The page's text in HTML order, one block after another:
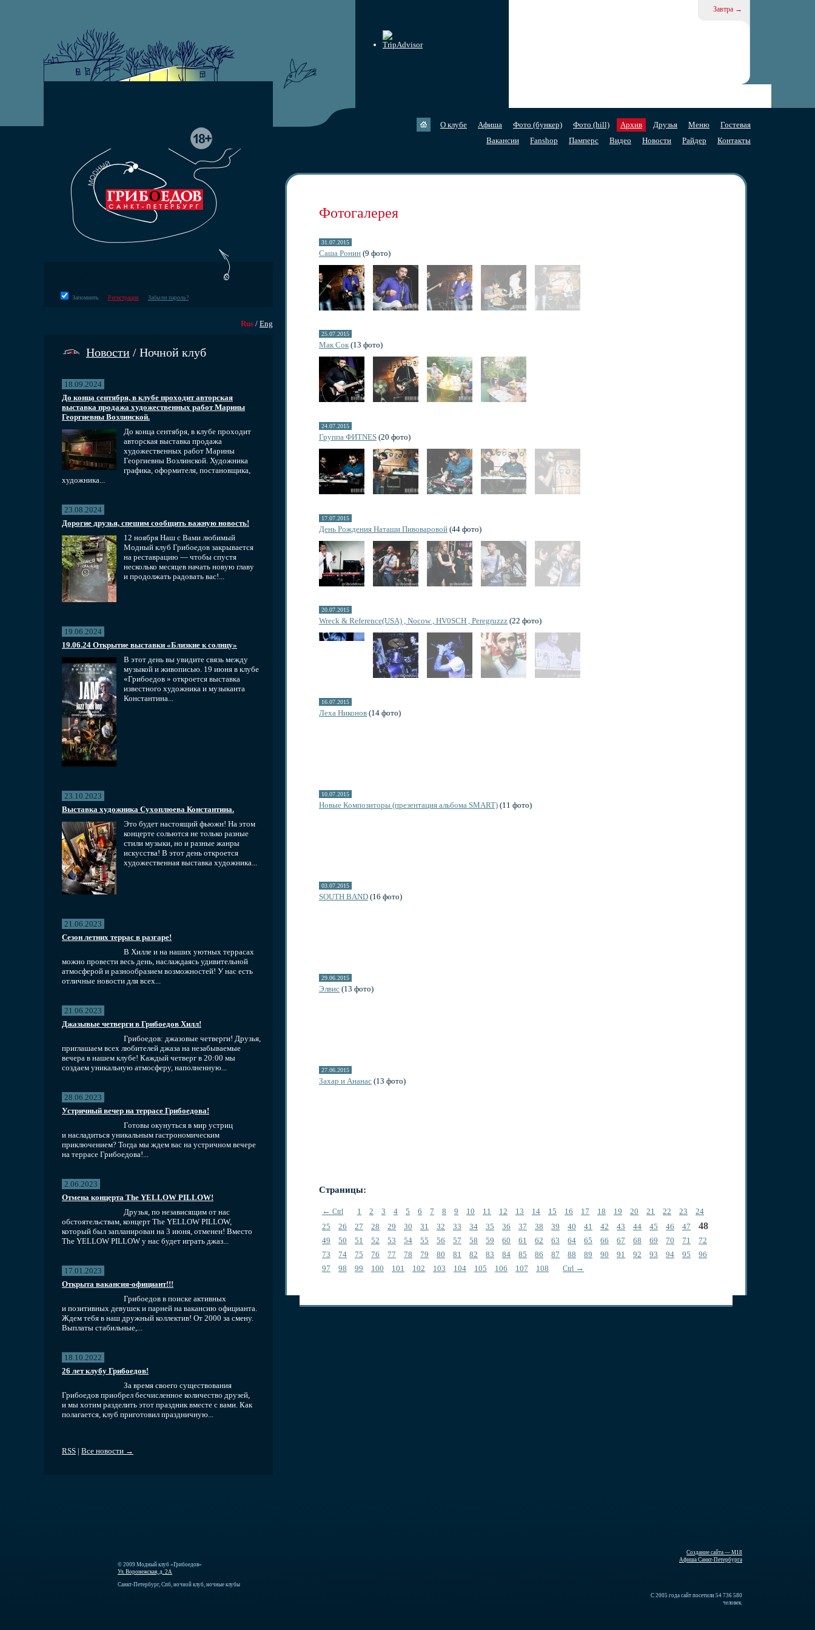
Завтра →
О клубе Афиша Фото (бункер) Фото (hill) Архив Друзья Меню
Гостевая
Вакансии
Fanshop Памперс Видео Новости Райдер Контакты
Запомнить Регистрация Забыли пароль?
Rus / Eng
Новости / Ночной клуб
18.09.2024
До конца сентября, в клубе проходит авторская
выставка продажа художественных работ Марины
Георгиевны Возлинской.
До конца сентября, в клубе проходит
авторская выставка продажа
художественных работ Марины
Георгиевны Возлинской. Художника
графика, оформителя, постановщика,
художника...
23.08.2024
Дорогие друзья, спешим сообщить важную новость!
12 ноября Наш с Вами любимый
Модный клуб Грибоедов закрывается
на реставрацию — чтобы спустя
несколько месяцев начать новую главу
и продолжать радовать вас!...
19.06.2024
19.06.24 Открытие выставки «Близкие к солнцу»
В этот день вы увидите связь между
музыкой и живописью. 19 июня в клубе
«Грибоедов » откроется выставка
известного художника и музыканта
Константина...
23.10.2023
Выставка художника Сухоплюева Константина.
Это будет настоящий фьюжн! На этом
концерте сольются не только разные
стили музыки, но и разные жанры
искусства! В этот день откроется
художественная выставка художника...
21.06.2023
Сезон летних террас в разгаре!
В Хилле и на наших уютных террасах
можно провести весь день, наслаждаясь удивительной
атмосферой и разнообразием возможностей! У нас есть
отличные новости для всех...
21.06.2023
Джазывые четверги в Грибоедов Хилл!
Грибоедов: джазовые четверги! Друзья,
приглашаем всех любителей джаза на незабываемые
вечера в нашем клубе! Каждый четверг в 20:00 мы
создаем уникальную атмосферу, наполненную...
28.06.2023
Устричный вечер на террасе Грибоедова!
Готовы окунуться в мир устриц
и насладиться уникальным гастрономическим
приключением? Тогда мы ждем вас на устричном вечере
на террасе Грибоедова!...
2.06.2023
Отмена концерта The YELLOW PILLOW!
Друзья, по независящим от нас
обстоятельствам, концерт The YELLOW PILLOW,
который был запланирован на 3 июня, отменен! Вместо
The YELLOW PILLOW у нас будет играть джаз...
17.01.2023
Открыта вакансия-официант!!!
Грибоедов в поиске активных
и позитивных девушек и парней на вакансию официанта.
Ждем тебя в наш дружный коллектив! От 2000 за смену.
Выплаты стабильные,...
18.10.2022
26 лет клубу Грибоедов!
За время своего существования
Грибоедов приобрел бесчисленное количество друзей,
и мы хотим разделить этот праздник вместе с вами. Как
полагается, клуб приготовил праздничную...
RSS | Все новости →
Фотогалерея
31.07.2015
Саша Ронин (9 фото)
25.07.2015
Мак Сок (13 фото)
24.07.2015
Группа ФИТNES (20 фото)
17.07.2015
День Рождения Наташи Пивоваровой (44 фото)
20.07.2015
Wreck & Reference(USA) , Nocow , HV0SCH , Peregruzzz (22 фото)
16.07.2015
Леха Никонов (14 фото)
10.07.2015
Новые Композиторы (презентация альбома SMART) (11 фото)
03.07.2015
SOUTH BAND (16 фото)
29.06.2015
Элвис (13 фото)
27.06.2015
Захар и Ананас (13 фото)
Страницы:
← Ctrl 1 2 3 4 5 6 7 8 9 10 11 12 13 14 15 16 17 18 19 20 21 22 23
24
25
26 27 28 29 30 31 32 33 34 35 36 37 38 39 40 41 42 43 44 45 46 47 48
49 50 51 52 53 54 55 56 57 58 59 60 61 62 63 64 65 66 67 68 69 70 71
72
73
74 75 76 77 78 79 80 81 82 83 84 85 86 87 88 89 90 91 92 93 94 95
96
97
98 99 100 101 102 103 104 105 106 107 108 Ctrl →
© 2009 Модный клуб «Грибоедов»
Ул. Воронежская, д. 2А
Санкт-Петербург, Спб, ночной клуб, ночные клубы
Создание сайта — М18
Афиша Санкт-Петербурга
С 2005 года сайт посетили 54 736 580
человек.